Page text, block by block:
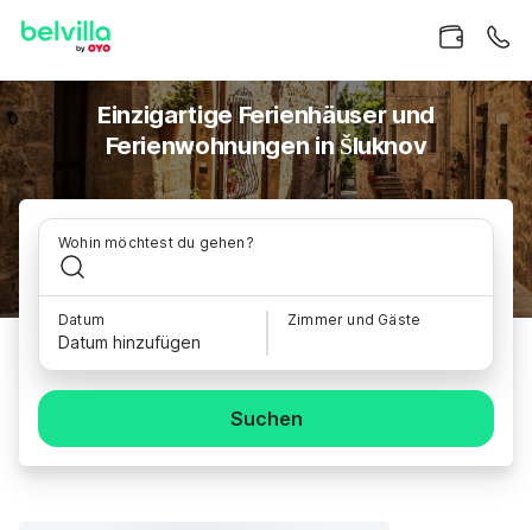
Einzigartige Ferienhäuser und
Ferienwohnungen in Šluknov
Wohin möchtest du gehen?
Datum
Datum hinzufügen
Zimmer und Gäste
Suchen